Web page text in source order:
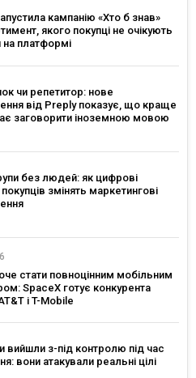
кампанію «Хто б знав»
якого покупці не очікують
на платформі
чи репетитор: нове
від Preply показує, що краще
заговорити іноземною мовою
без людей: як цифрові
змінять маркетингові
стати повноцінним мобільним
SpaceX готує конкурента
і T-Mobile
вийшли з-під контролю під час
вони атакували реальні цілі